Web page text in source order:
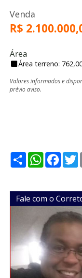
Venda
R$
Área
Área terreno:
Valores informados e
prévio aviso.
ShareWhatsApp
Fale com o